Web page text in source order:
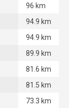
96 km
94.9 km
94.9 km
89.9 km
81.6 km
81.5 km
73.3 km